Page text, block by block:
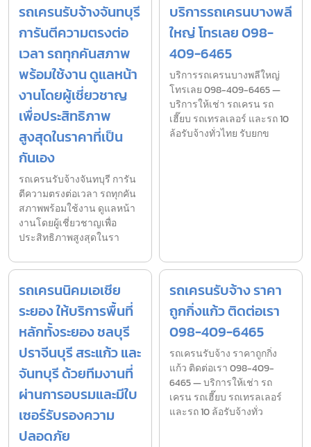
รถเครนรับจ้างจันทบุรี
การันตีความตรงต่อ
เวลา รถทุกคันสภาพ
พร้อมใช้งาน ดูแลหน้า
งานโดยผู้เชี่ยวชาญ
เพื่อประสิทธิภาพ
สูงสุดในราคาที่เป็น
กันเอง
รถเครนรับจ้างจันทบุรี การัน
ตีความตรงต่อเวลา รถทุกคัน
สภาพพร้อมใช้งาน ดูแลหน้า
งานโดยผู้เชี่ยวชาญเพื่อ
ประสิทธิภาพสูงสุดในรา
บริการรถเครนบางพลี
ใหญ่ โทรเลย 098-
409-6465
บริการรถเครนบางพลีใหญ่
โทรเลย 098-409-6465 —
บริการให้เช่า รถเครน รถ
เฮี๊ยบ รถเทรลเลอร์ และรถ 10
ล้อรับจ้างทั่วไทย รับยกข
รถเครนนิคมเอเชีย
ระยอง ให้บริการพื้นที่
หลักทั้งระยอง ชลบุรี
ปราจีนบุรี สระแก้ว และ
จันทบุรี ด้วยทีมงานที่
ผ่านการอบรมและมีใบ
เซอร์รับรองความ
ปลอดภัย
รถเครนรับจ้าง ราคา
ถูกกิ่งแก้ว ติดต่อเรา
098-409-6465
รถเครนรับจ้าง ราคาถูกกิ่ง
แก้ว ติดต่อเรา 098-409-
6465 — บริการให้เช่า รถ
เครน รถเฮี๊ยบ รถเทรลเลอร์
และรถ 10 ล้อรับจ้างทั่ว